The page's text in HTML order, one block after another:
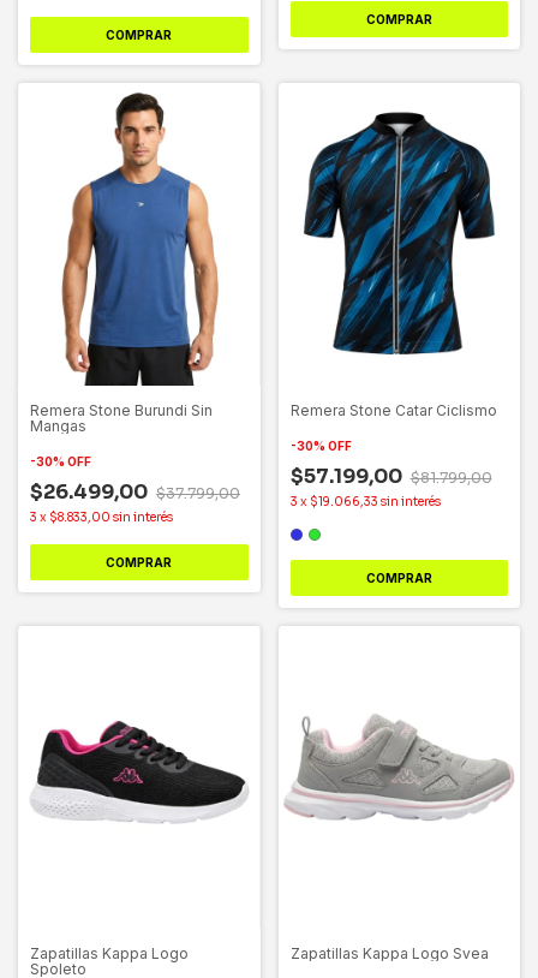
COMPRAR
COMPRAR
Remera Stone Burundi Sin
Mangas
-30% OFF
$26.499,00 $37.799,00
3 x $8.833,00 sin interés
COMPRAR
Remera Stone Catar Ciclismo
-30% OFF
$57.199,00 $81.799,00
3 x $19.066,33 sin interés
COMPRAR
Zapatillas Kappa Logo
Spoleto
Zapatillas Kappa Logo Svea